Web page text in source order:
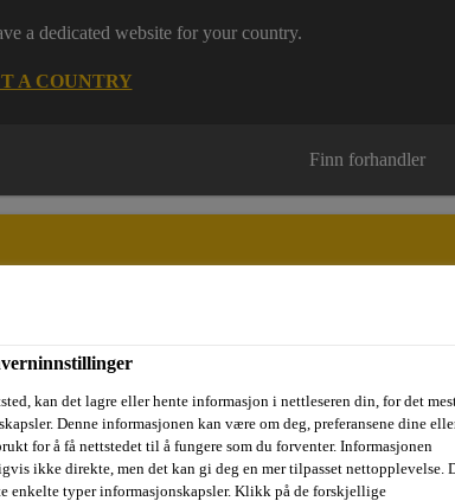
a dedicated website for your country.
A COUNTRY
Finn forhandler
SikaCeram®-260 StarFlex
kan det lagre eller hente informasjon i nettleseren din, for det
Denne informasjonen kan være om deg, preferansene dine
for å få nettstedet til å fungere som du forventer. Informasjonen
ikke direkte, men det kan gi deg en mer tilpasset nettopplevelse.
enkelte typer informasjonskapsler. Klikk på de forskjellige